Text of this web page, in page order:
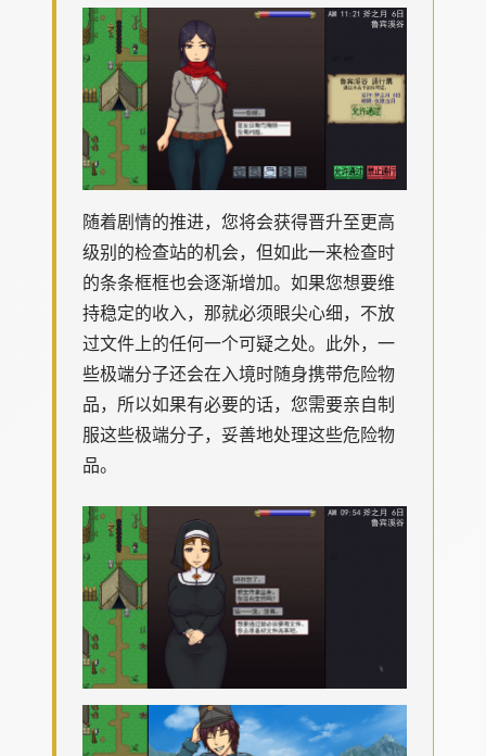
随着剧情的推进，您将会获得晋升至更高
级别的检查站的机会，但如此一来检查时
的条条框框也会逐渐增加。如果您想要维
持稳定的收入，那就必须眼尖心细，不放
过文件上的任何一个可疑之处。此外，一
些极端分子还会在入境时随身携带危险物
品，所以如果有必要的话，您需要亲自制
服这些极端分子，妥善地处理这些危险物
品。